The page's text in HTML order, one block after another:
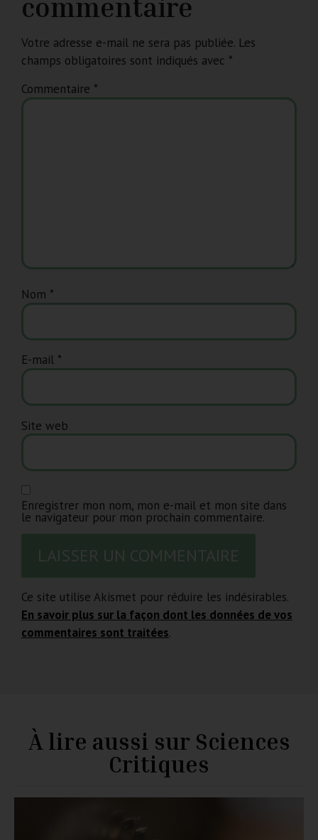
commentaire
Votre adresse e-mail ne sera pas publiée. Les
champs obligatoires sont indiqués avec *
Commentaire *
Nom *
E-mail *
Site web
Enregistrer mon nom, mon e-mail et mon site dans
le navigateur pour mon prochain commentaire.
Ce site utilise Akismet pour réduire les indésirables.
En savoir plus sur la façon dont les données de vos
commentaires sont traitées.
À lire aussi sur Sciences
Critiques